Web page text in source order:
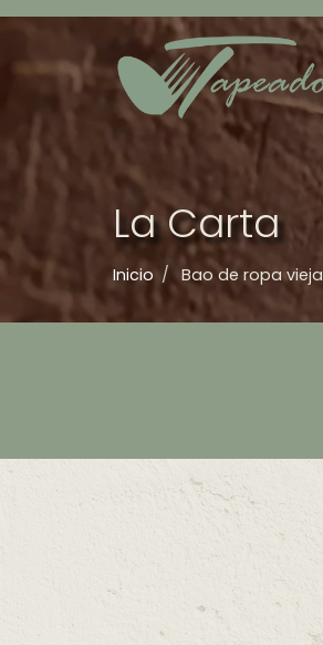
La Carta
Inicio Bao de ropa vieja